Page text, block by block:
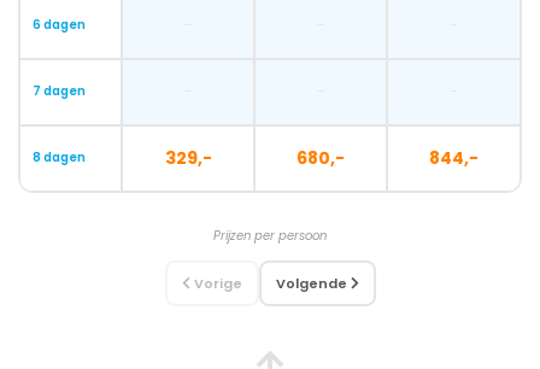
6 dagen
7 dagen
8 dagen 329,- 680,- 844,-
Prijzen per persoon
Vorige Volgende